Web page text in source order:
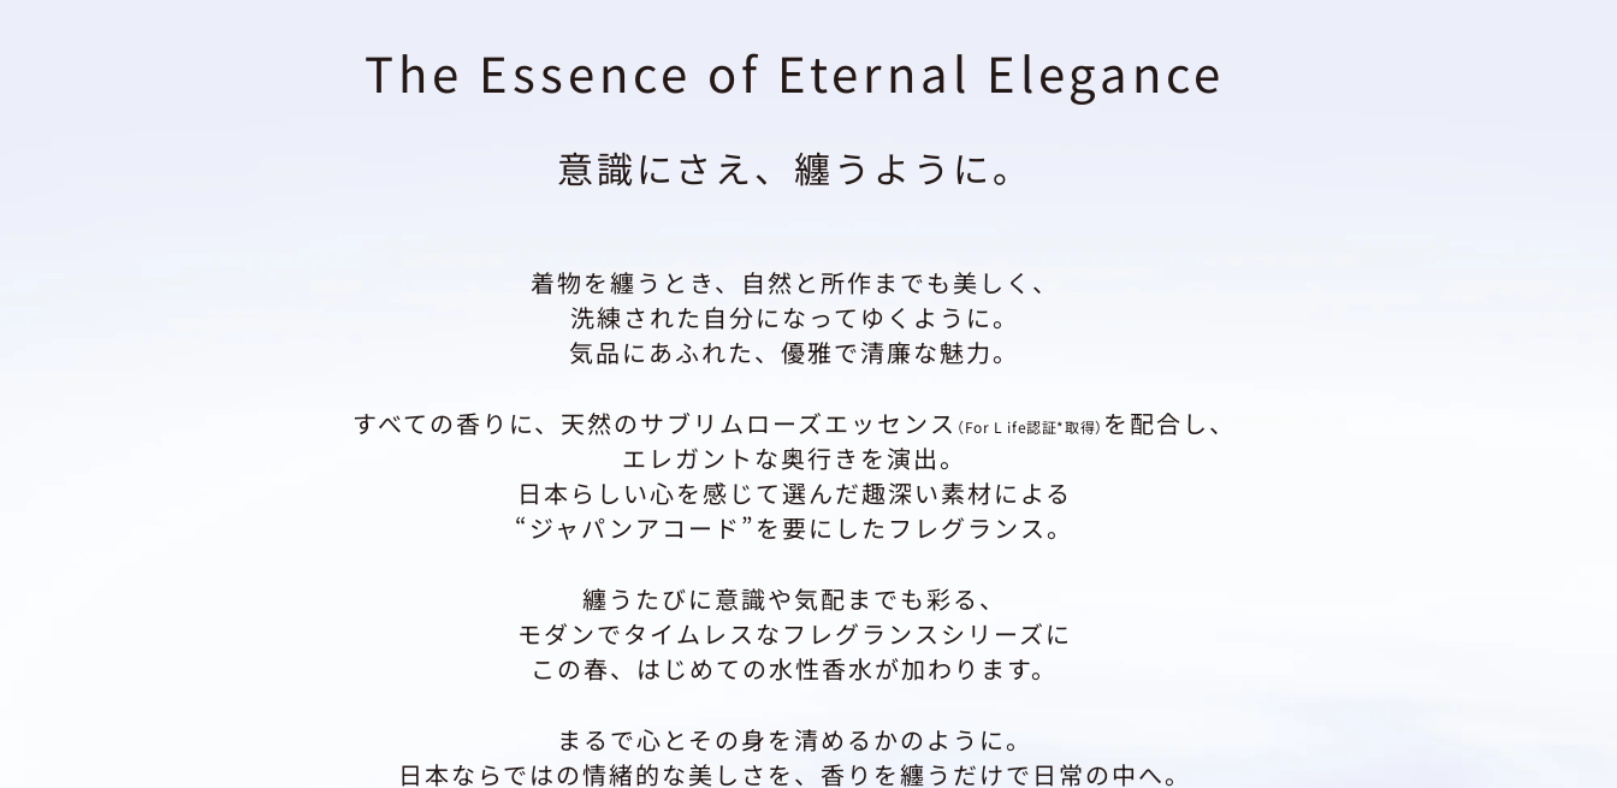
The Essence of Eternal Elegance
意識にさえ、纏うように。
着物を纏うとき、自然と所作までも美しく、
洗練された自分になってゆくように。
気品にあふれた、優雅で清廉な魅力。
すべての香りに、天然のサブリムローズエッセンス （For L ife認証*取得） を配合し、
エレガントな奥行きを演出。
日本らしい心を感じて選んだ趣深い素材による
“ジャパンアコード”を要にしたフレグランス。
纏うたびに意識や気配までも彩る、
モダンでタイムレスなフレグランスシリーズに
この春、はじめての水性香水が加わります。
まるで心とその身を清めるかのように。
日本ならではの情緒的な美しさを、香りを纏うだけで日常の中へ。